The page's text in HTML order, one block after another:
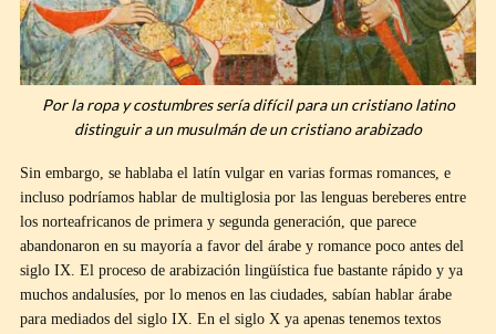
Por la ropa y costumbres sería difícil para un cristiano latino
distinguir a un musulmán de un cristiano arabizado
Sin embargo, se hablaba el latín vulgar en varias formas romances, e
incluso podríamos hablar de multiglosia por las lenguas bereberes entre
los norteafricanos de primera y segunda generación, que parece
abandonaron en su mayoría a favor del árabe y romance poco antes del
siglo IX. El proceso de arabización lingüística fue bastante rápido y ya
muchos andalusíes, por lo menos en las ciudades, sabían hablar árabe
para mediados del siglo IX. En el siglo X ya apenas tenemos textos